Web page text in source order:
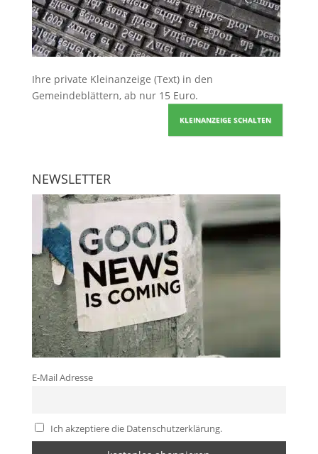
Ihre private Kleinanzeige (Text) in den
Gemeindeblättern, ab nur 15 Euro.
KLEINANZEIGE SCHALTEN
NEWSLETTER
E-Mail Adresse
Ich akzeptiere die Datenschutzerklärung.